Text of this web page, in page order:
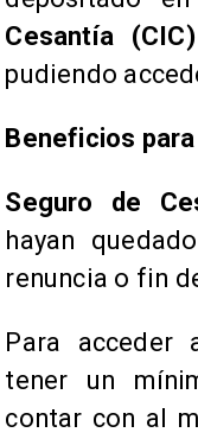
Cesantía
pudiendo
Beneficios
Seguro de
hayan
renuncia o fin
Para acceder
tener un
contar con al